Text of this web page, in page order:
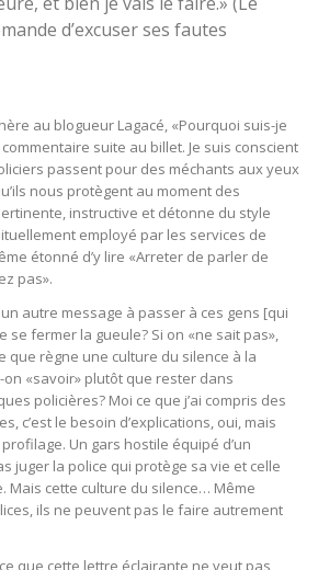
d’excuser ses fautes
au blogueur Lagacé, «Pourquoi suis-je
suite au billet. Je suis conscient
passent pour des méchants aux yeux
nous protègent au moment des
instructive et détonne du style
employé par les services de
étonné d’y lire «Arreter de parler de
pas».
un autre message à passer à ces gens [qui
se fermer la gueule? Si on «ne sait pas»,
que règne une culture du silence à la
«savoir» plutôt que rester dans
policières? Moi ce que j’ai compris des
c’est le besoin d’explications, oui, mais
Un gars hostile équipé d’un
juger la police qui protège sa vie et celle
Mais cette culture du silence… Même
ils ne peuvent pas le faire autrement
que cette lettre éclairante ne veut pas